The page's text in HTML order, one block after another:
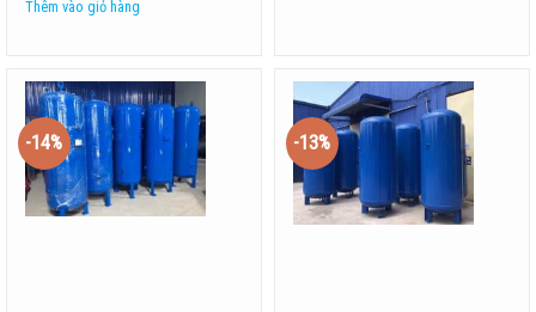
Thêm vào giỏ hàng
-14% -13%